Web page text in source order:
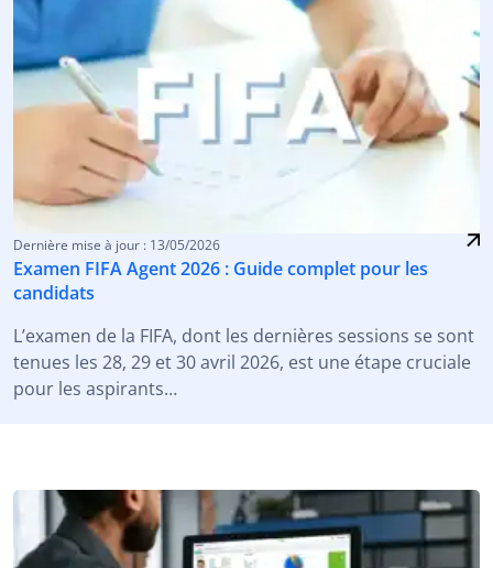
Dernière mise à jour : 13/05/2026
Examen FIFA Agent 2026 : Guide complet pour les
candidats
L’examen de la FIFA, dont les dernières sessions se sont
tenues les 28, 29 et 30 avril 2026, est une étape cruciale
pour les aspirants…